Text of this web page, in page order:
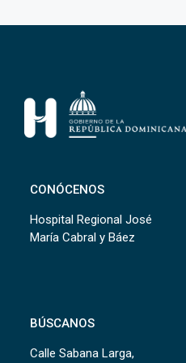
CONÓCENOS
Hospital Regional José
María Cabral y Báez
BÚSCANOS
Calle Sabana Larga,